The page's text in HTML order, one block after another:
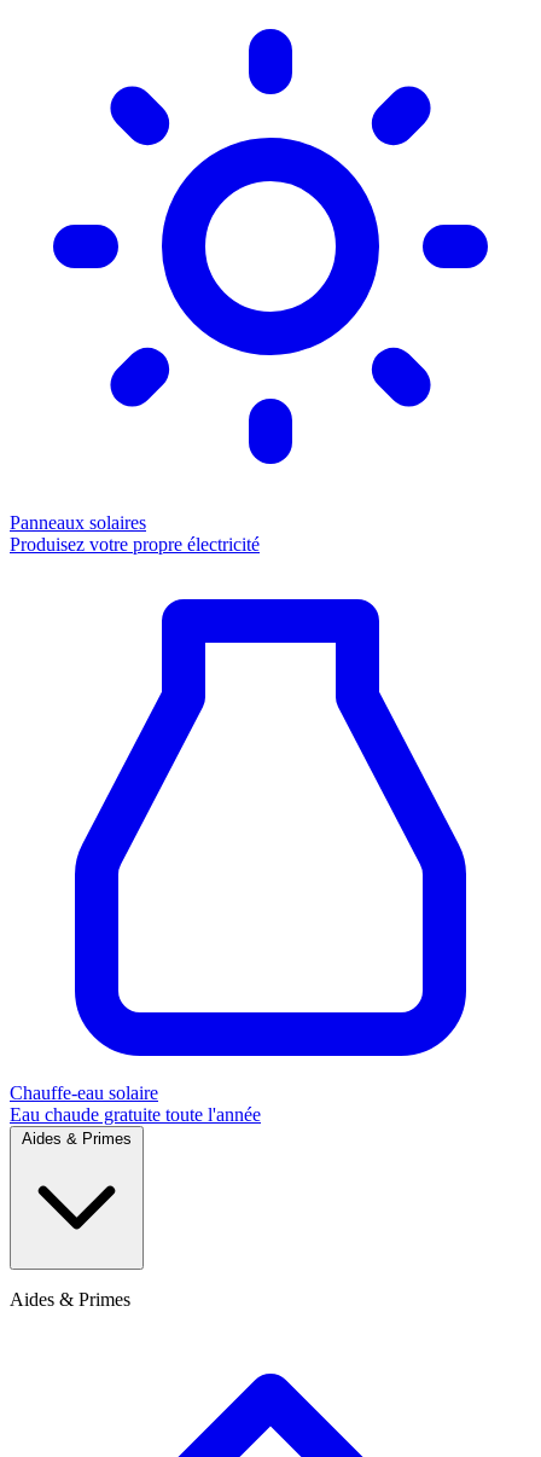
Panneaux solaires
Produisez votre propre électricité
Chauffe-eau solaire
Eau chaude gratuite toute l'année
Aides & Primes